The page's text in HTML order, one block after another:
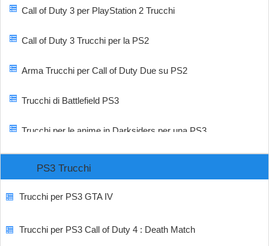
Call of Duty 3 per PlayStation 2 Trucchi
Call of Duty 3 Trucchi per la PS2
Arma Trucchi per Call of Duty Due su PS2
Trucchi di Battlefield PS3
Trucchi per le anime in Darksiders per una PS3
PS3 Trucchi
Trucchi per PS3 GTA IV
Trucchi per PS3 Call of Duty 4 : Death Match